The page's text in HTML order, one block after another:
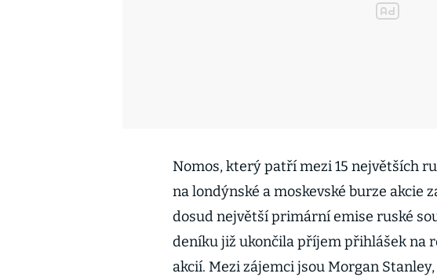
Nomos, který patří mezi 15 největších
na londýnské a moskevské burze akcie
dosud největší primární emise ruské
deníku již ukončila příjem přihlášek na
akcií. Mezi zájemci jsou Morgan